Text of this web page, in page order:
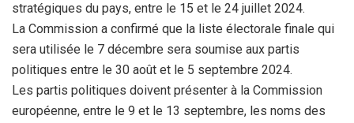
stratégiques du pays, entre le 15 et le 24 juillet 2024.
La Commission a confirmé que la liste électorale finale qui
sera utilisée le 7 décembre sera soumise aux partis
politiques entre le 30 août et le 5 septembre 2024.
Les partis politiques doivent présenter à la Commission
européenne, entre le 9 et le 13 septembre, les noms des